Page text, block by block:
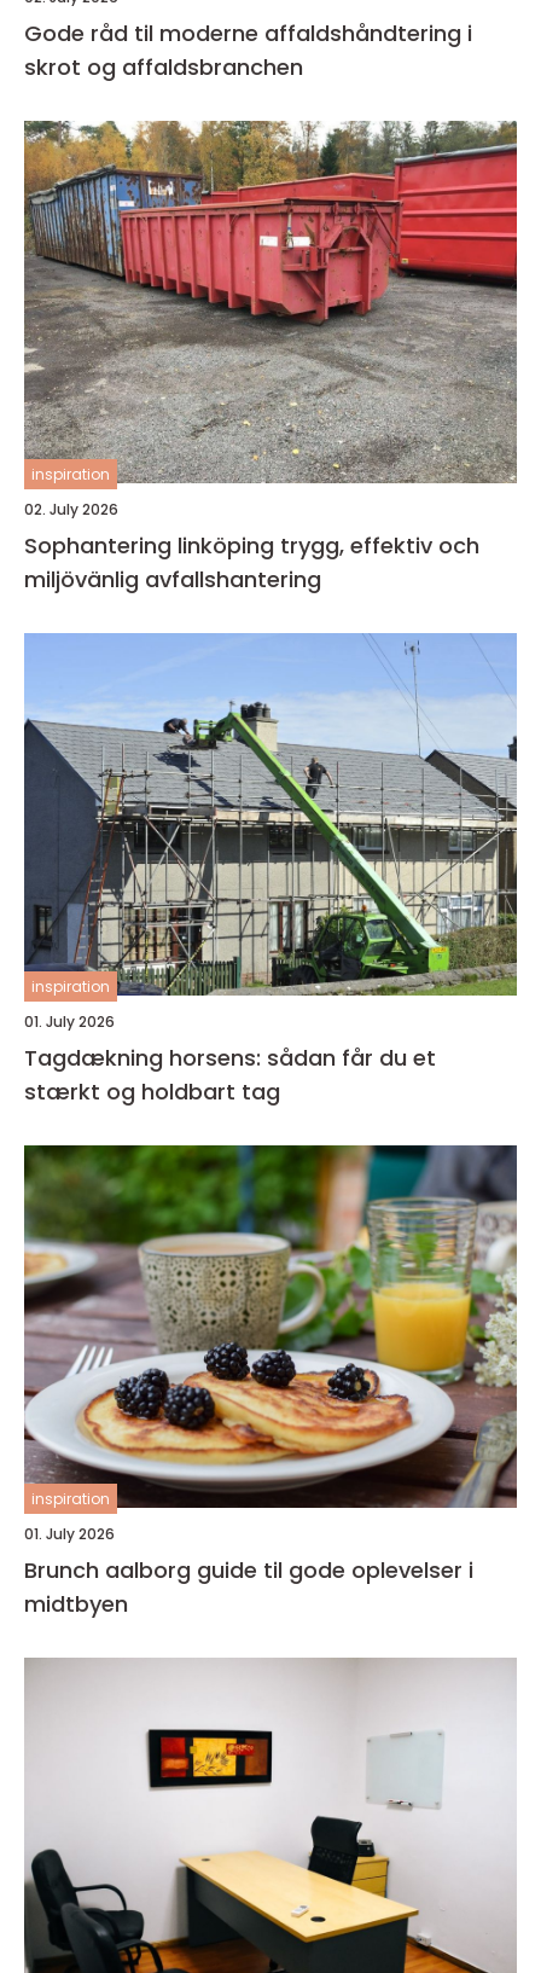
Gode råd til moderne affaldshåndtering i
skrot og affaldsbranchen
inspiration
02. July 2026
Sophantering linköping trygg, effektiv och
miljövänlig avfallshantering
inspiration
01. July 2026
Tagdækning horsens: sådan får du et
stærkt og holdbart tag
inspiration
01. July 2026
Brunch aalborg guide til gode oplevelser i
midtbyen